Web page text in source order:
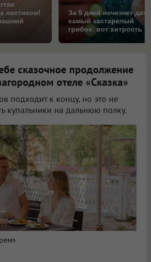
ластиком!
За 5 дней исчезнет
самый застарелый
грибок: вот хитрость
сказочное продолжение
отеле «Сказка»
подходит к концу, но это не
купальники на дальнюю полку.